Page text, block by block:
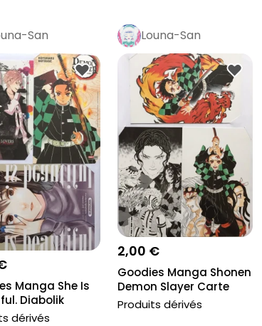
San
Manga She Is
Diabolik
D...dérivés
Louna-San
2,00 €
Goodies Manga Shonen
Demon Slayer Carte
Collection...
Produits dérivés